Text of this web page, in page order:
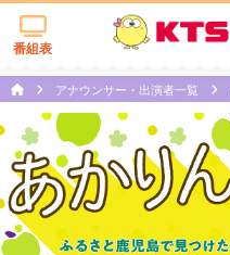
番組表
アナウンサー・出演者一覧